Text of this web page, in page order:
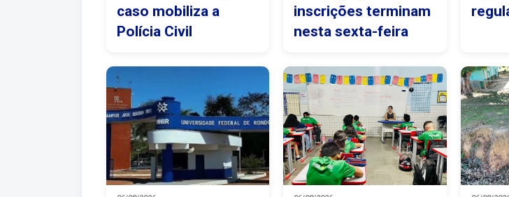
caso mobiliza a
Polícia Civil
inscrições terminam
nesta sexta-feira